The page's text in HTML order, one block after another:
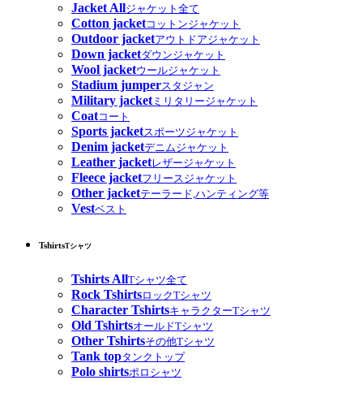
Jacket Allジャケット全て
Cotton jacketコットンジャケット
Outdoor jacketアウトドアジャケット
Down jacketダウンジャケット
Wool jacketウールジャケット
Stadium jumperスタジャン
Military jacketミリタリージャケット
Coatコート
Sports jacketスポーツジャケット
Denim jacketデニムジャケット
Leather jacketレザージャケット
Fleece jacketフリースジャケット
Other jacketテーラード,ハンティング等
Vestベスト
TshirtsTシャツ
Tshirts AllTシャツ全て
Rock TshirtsロックTシャツ
Character TshirtsキャラクターTシャツ
Old TshirtsオールドTシャツ
Other Tshirtsその他Tシャツ
Tank topタンクトップ
Polo shirtsポロシャツ